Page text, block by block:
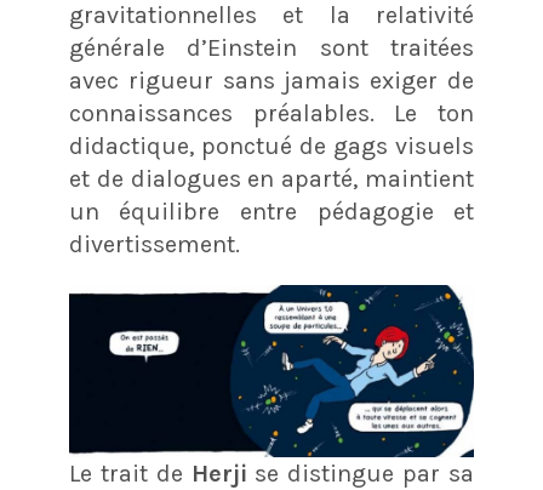
gravitationnelles et la relativité
générale d’Einstein sont traitées
avec rigueur sans jamais exiger de
connaissances préalables. Le ton
didactique, ponctué de gags visuels
et de dialogues en aparté, maintient
un équilibre entre pédagogie et
divertissement.
Le trait de Herji se distingue par sa